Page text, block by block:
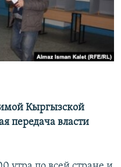
Кыргызской
передача власти